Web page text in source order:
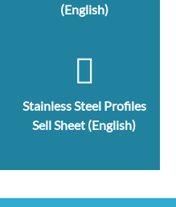
(English)
Stainless Steel Profiles
Sell Sheet (English)